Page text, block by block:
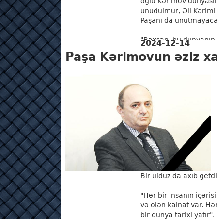
unudulmur, Əli Kərimi
Paşanı da
"Baxsan, bu
ƏTRAFLI
2024-12-14
Paşa Kərimovun əziz
Bir ulduz da axıb
"Hər bir insanın
və ölən kainat var.
bir dünya tarixi